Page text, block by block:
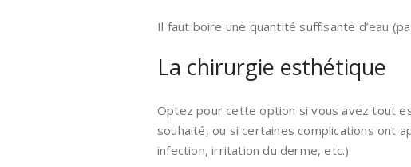
Il faut boire une quantité suffisante d’eau
La chirurgie esthétique
Optez pour cette option si vous avez tout
souhaité, ou si certaines complications ont
infection, irritation du derme, etc.).